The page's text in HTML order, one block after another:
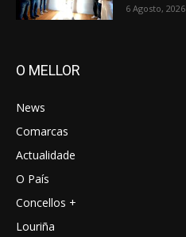
6 Agosto, 2026
O MELLOR
News
Comarcas
Actualidade
O País
Concellos +
Louriña